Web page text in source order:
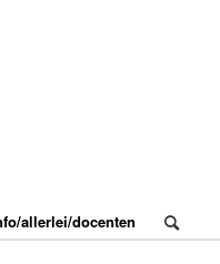
allerlei/docenten